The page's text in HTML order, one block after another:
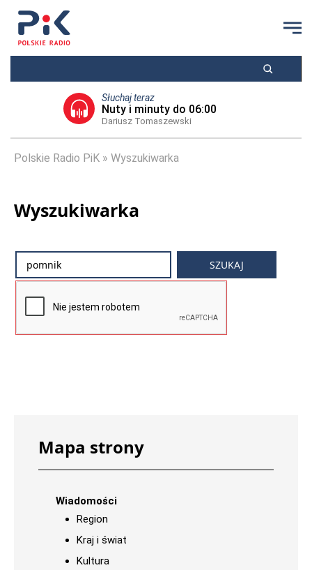
Słuchaj teraz
Nuty i minuty do 06:00
Dariusz Tomaszewski
Polskie Radio PiK Wyszukiwarka
Wyszukiwarka
Mapa strony
Wiadomości
Region
Kraj i świat
Kultura